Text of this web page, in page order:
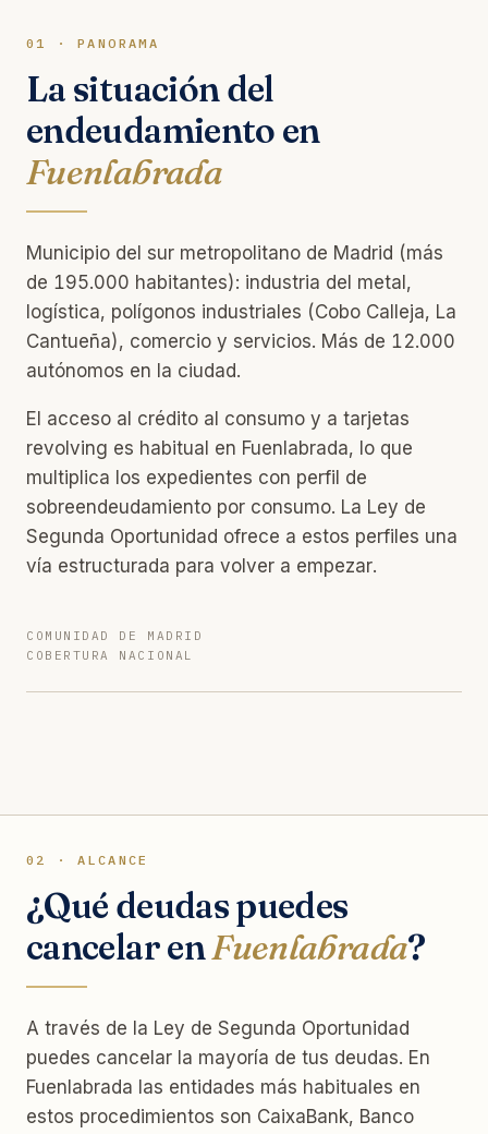
01 · PANORAMA
La situación del
endeudamiento en
Fuenlabrada
Municipio del sur metropolitano de Madrid (más
de 195.000 habitantes): industria del metal,
logística, polígonos industriales (Cobo Calleja, La
Cantueña), comercio y servicios. Más de 12.000
autónomos en la ciudad.
El acceso al crédito al consumo y a tarjetas
revolving es habitual en Fuenlabrada, lo que
multiplica los expedientes con perfil de
sobreendeudamiento por consumo. La Ley de
Segunda Oportunidad ofrece a estos perfiles una
vía estructurada para volver a empezar.
COMUNIDAD DE MADRID
COBERTURA NACIONAL
02 · ALCANCE
¿Qué deudas puedes
cancelar enFuenlabrada?
A través de la Ley de Segunda Oportunidad
puedes cancelar la mayoría de tus deudas. En
Fuenlabrada las entidades más habituales en
estos procedimientos son CaixaBank, Banco